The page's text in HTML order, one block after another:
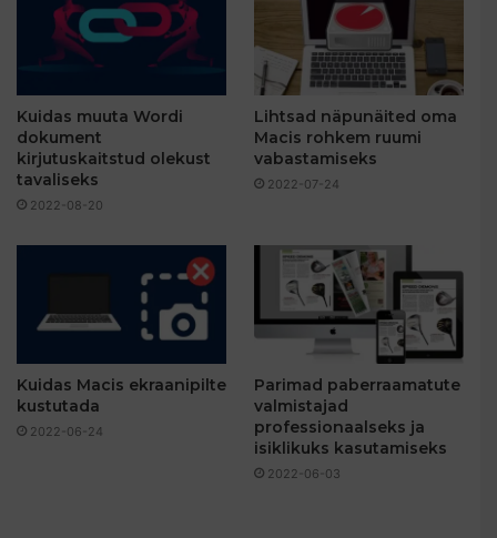
Kuidas muuta Wordi
dokument
kirjutuskaitstud olekust
tavaliseks
2022-08-20
Lihtsad näpunäited oma
Macis rohkem ruumi
vabastamiseks
2022-07-24
Kuidas Macis ekraanipilte
kustutada
2022-06-24
Parimad paberraamatute
valmistajad
professionaalseks ja
isiklikuks kasutamiseks
2022-06-03